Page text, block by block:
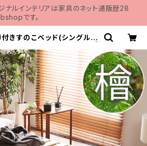
ナルインテリアは家具のネット通販歴28
です。
きすのこベッド(シングル)
の通販専門店 MOMU